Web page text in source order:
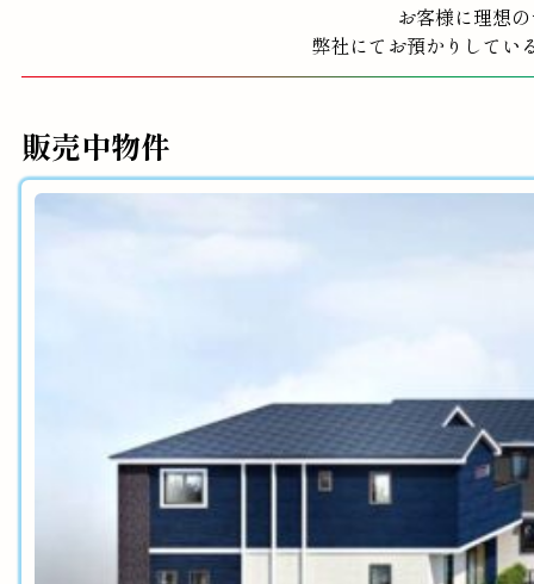
お客様に理想
弊社にてお預かりしてい
販売中物件